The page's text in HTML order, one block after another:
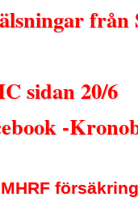
sidan 20/6
-